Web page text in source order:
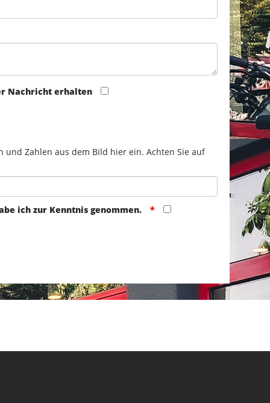
Nachricht erhalten
und Zahlen aus dem Bild hier ein. Achten Sie auf
ich zur Kenntnis genommen.